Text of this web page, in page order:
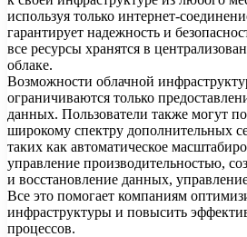
используя только интернет-
гарантирует надежность и
все ресурсы хранятся в
облаке.
Возможности облачной
ограничиваются только
данных. Пользователи также могут
широкому спектру дополнительных
таких как автоматическое
управление производительностью,
и восстановление данных,
Все это помогает компаниям
инфраструктуры и повысить
процессов.